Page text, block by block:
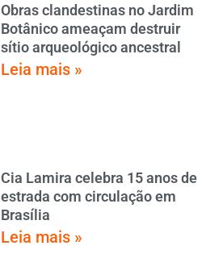
Obras clandestinas no Jardim
Botânico ameaçam destruir
sítio arqueológico ancestral
Leia mais »
Cia Lamira celebra 15 anos de
estrada com circulação em
Brasília
Leia mais »